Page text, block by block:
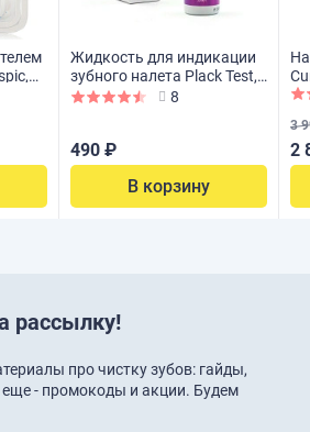
Жидкость для индикации
зубного налета Plack Test,
30 мл
8
490 ₽
В корзину
Набор
3
2
рассылку!
про чистку зубов: гайды,
- промокоды и акции. Будем